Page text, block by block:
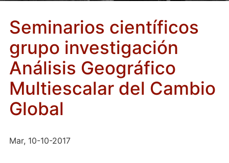
Seminarios científicos
grupo investigación
Análisis Geográfico
Multiescalar del Cambio
Global
Mar, 10-10-2017